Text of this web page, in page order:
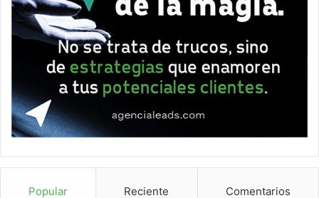
Popular Reciente Comentarios